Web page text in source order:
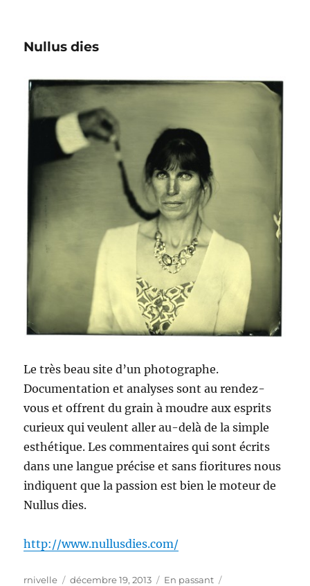
Nullus dies
Le très beau site d’un photographe.
Documentation et analyses sont au rendez-
vous et offrent du grain à moudre aux esprits
curieux qui veulent aller au-delà de la simple
esthétique. Les commentaires qui sont écrits
dans une langue précise et sans fioritures nous
indiquent que la passion est bien le moteur de
Nullus dies.
http://www.nullusdies.com/
Auteur
rnivelle
Publié
décembre 19, 2013 Format
En passant